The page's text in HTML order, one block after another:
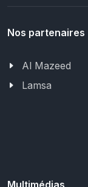
Nos partenaires
Al Mazeed
Lamsa